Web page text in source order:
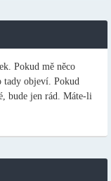
Pokud mě něco
tady objeví. Pokud
bude jen rád. Máte-li